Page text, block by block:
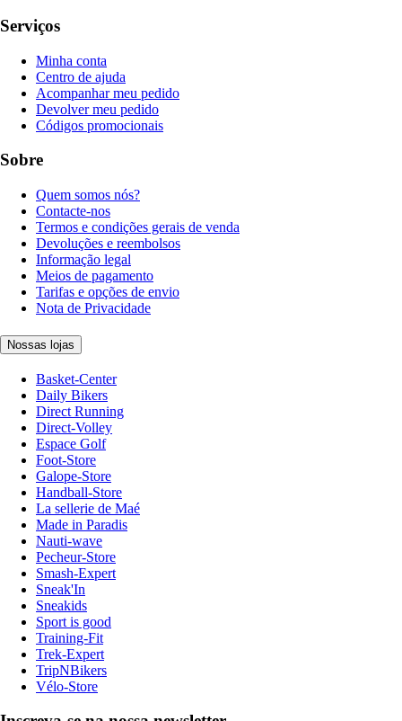
Serviços
Minha conta
Centro de ajuda
Acompanhar meu pedido
Devolver meu pedido
Códigos promocionais
Sobre
Quem somos nós?
Contacte-nos
Termos e condições gerais de venda
Devoluções e reembolsos
Informação legal
Meios de pagamento
Tarifas e opções de envio
Nota de Privacidade
Nossas lojas
Basket-Center
Daily Bikers
Direct Running
Direct-Volley
Espace Golf
Foot-Store
Galope-Store
Handball-Store
La sellerie de Maé
Made in Paradis
Nauti-wave
Pecheur-Store
Smash-Expert
Sneak'In
Sneakids
Sport is good
Training-Fit
Trek-Expert
TripNBikers
Vélo-Store